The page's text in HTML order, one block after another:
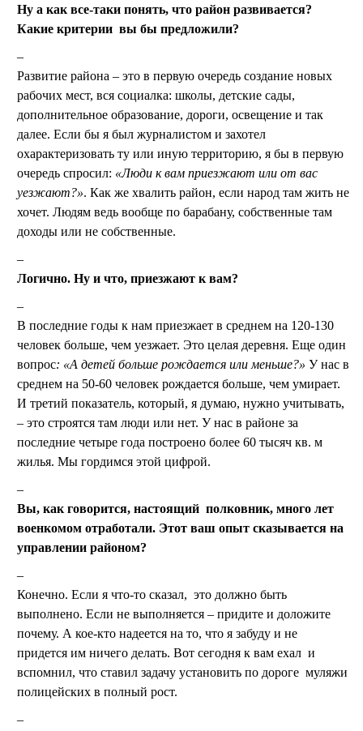
Ну а как все-таки понять, что район развивается?
Какие критерии вы бы предложили?
Развитие района – это в первую очередь создание новых
рабочих мест, вся социалка: школы, детские сады,
дополнительное образование, дороги, освещение и так
далее. Если бы я был журналистом и захотел
охарактеризовать ту или иную территорию, я бы в первую
очередь спросил: «Люди к вам приезжают или от вас
уезжают?». Как же хвалить район, если народ там жить не
хочет. Людям ведь вообще по барабану, собственные там
доходы или не собственные.
Логично. Ну и что, приезжают к вам?
В последние годы к нам приезжает в среднем на 120-130
человек больше, чем уезжает. Это целая деревня. Еще один
вопрос: «А детей больше рождается или меньше?» У нас в
среднем на 50-60 человек рождается больше, чем умирает.
И третий показатель, который, я думаю, нужно учитывать,
– это строятся там люди или нет. У нас в районе за
последние четыре года построено более 60 тысяч кв. м
жилья. Мы гордимся этой цифрой.
Вы, как говорится, настоящий полковник, много лет
военкомом отработали. Этот ваш опыт сказывается на
управлении районом?
Конечно. Если я что-то сказал, это должно быть
выполнено. Если не выполняется – придите и доложите
почему. А кое-кто надеется на то, что я забуду и не
придется им ничего делать. Вот сегодня к вам ехал и
вспомнил, что ставил задачу установить по дороге муляжи
полицейских в полный рост.